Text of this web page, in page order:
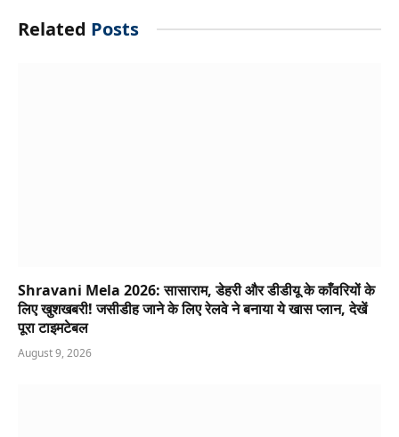
Related Posts
Shravani Mela 2026: सासाराम, डेहरी और डीडीयू के काँवरियों के
लिए खुशखबरी! जसीडीह जाने के लिए रेलवे ने बनाया ये खास प्लान, देखें
पूरा टाइमटेबल
August 9, 2026